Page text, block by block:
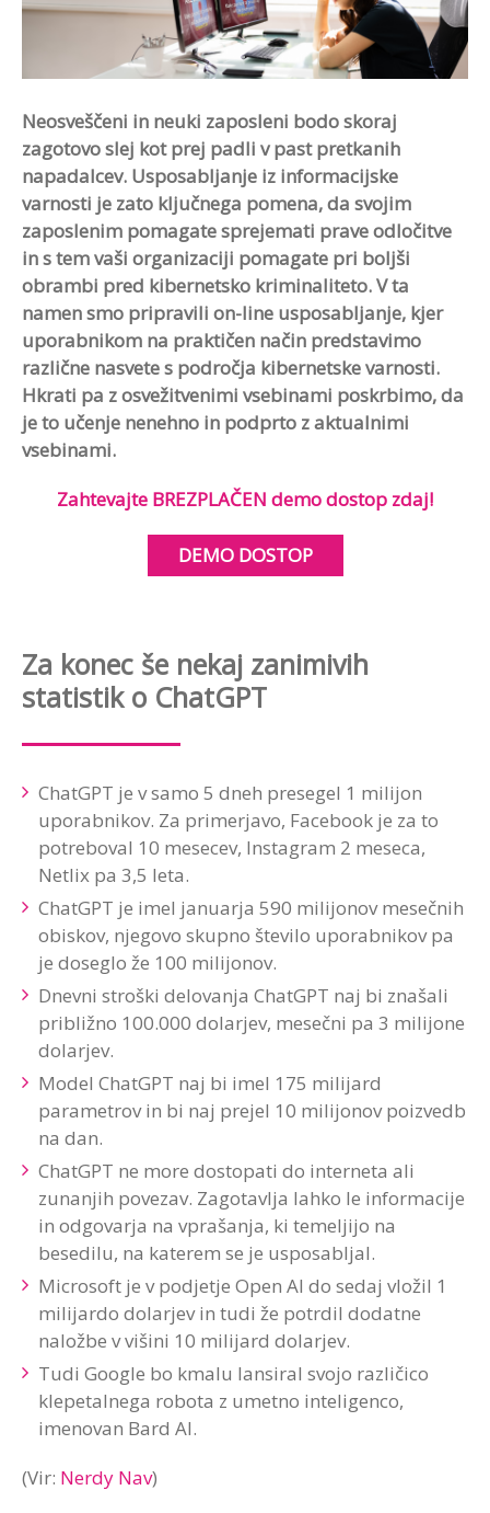
Neosveščeni in neuki zaposleni bodo skoraj
zagotovo slej kot prej padli v past pretkanih
napadalcev. Usposabljanje iz informacijske
varnosti je zato ključnega pomena, da svojim
zaposlenim pomagate sprejemati prave odločitve
in s tem vaši organizaciji pomagate pri boljši
obrambi pred kibernetsko kriminaliteto. V ta
namen smo pripravili on-line usposabljanje, kjer
uporabnikom na praktičen način predstavimo
različne nasvete s področja kibernetske varnosti.
Hkrati pa z osvežitvenimi vsebinami poskrbimo, da
je to učenje nenehno in podprto z aktualnimi
vsebinami.
Zahtevajte BREZPLAČEN demo dostop zdaj!
DEMO DOSTOP
Za konec še nekaj zanimivih
statistik o ChatGPT
ChatGPT je v samo 5 dneh presegel 1 milijon
uporabnikov. Za primerjavo, Facebook je za to
potreboval 10 mesecev, Instagram 2 meseca,
Netlix pa 3,5 leta.
ChatGPT je imel januarja 590 milijonov mesečnih
obiskov, njegovo skupno število uporabnikov pa
je doseglo že 100 milijonov.
Dnevni stroški delovanja ChatGPT naj bi znašali
približno 100.000 dolarjev, mesečni pa 3 milijone
dolarjev.
Model ChatGPT naj bi imel 175 milijard
parametrov in bi naj prejel 10 milijonov poizvedb
na dan.
ChatGPT ne more dostopati do interneta ali
zunanjih povezav. Zagotavlja lahko le informacije
in odgovarja na vprašanja, ki temeljijo na
besedilu, na katerem se je usposabljal.
Microsoft je v podjetje Open AI do sedaj vložil 1
milijardo dolarjev in tudi že potrdil dodatne
naložbe v višini 10 milijard dolarjev.
Tudi Google bo kmalu lansiral svojo različico
klepetalnega robota z umetno inteligenco,
imenovan Bard AI.
(Vir: Nerdy Nav)